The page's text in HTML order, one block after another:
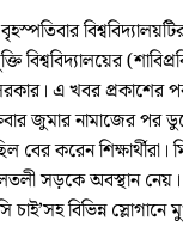
বিশ্ববিদ্যালয়ের
এ খবর প্রকাশের
জুমার নামাজের পর
বের করেন
সড়কে অবস্থান
বিভিন্ন